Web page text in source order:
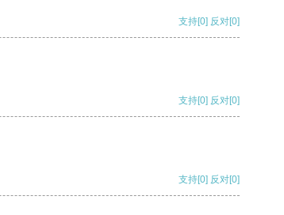
支持[0] 反对[0]
支持[0] 反对[0]
支持[0] 反对[0]